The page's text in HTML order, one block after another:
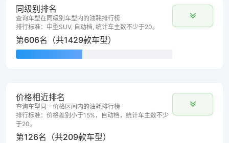
同级别排名
查询车型在同级别车型内的油耗排行榜
排行标准：中型SUV, 自动档, 统计车主数不少于20。
第606名（共1429款车型）
价格相近排名
查询车型同一价格区间内的油耗排行榜
排行标准：价格差别小于15%，自动档，统计车主数不少
于20。
第126名（共209款车型）